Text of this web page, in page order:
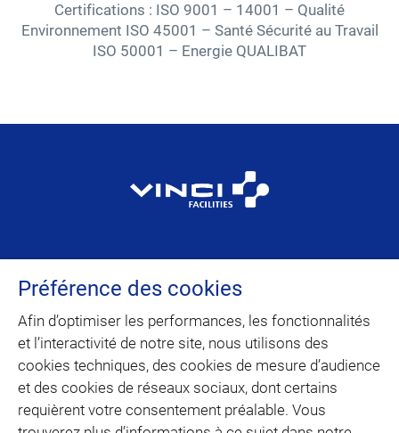
Certifications : ISO 9001 – 14001 – Qualité
Environnement ISO 45001 – Santé Sécurité au Travail
ISO 50001 – Energie QUALIBAT
VINCI Facilities est la marque dédiée au
facility management et à la maintenance
multitechnique du domaine d’activité
Building Solutions de VINCI Energies.
CONTACT
Préférence des cookies
Afin d’optimiser les performances, les fonctionnalités
et l’interactivité de notre site, nous utilisons des
cookies techniques, des cookies de mesure d’audience
et des cookies de réseaux sociaux, dont certains
requièrent votre consentement préalable. Vous